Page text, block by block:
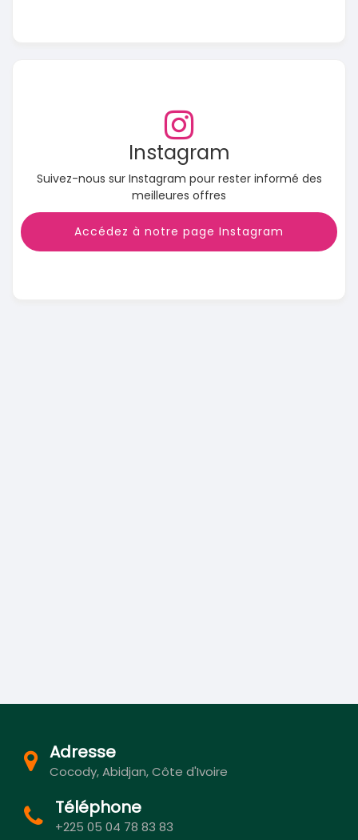
Instagram
Suivez-nous sur Instagram pour rester informé des
meilleures offres
Accédez à notre page Instagram
Adresse
Cocody, Abidjan, Côte d'Ivoire
Téléphone
+225 05 04 78 83 83